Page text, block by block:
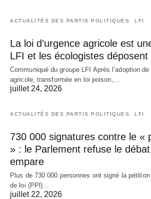
ACTUALITÉS DES PARTIS POLITIQUES LFI
La loi d’urgence agricole est
LFI et les écologistes déposent
Communiqué du groupe LFI Après l’adoption de
agricole, transformée en loi poison,…
juillet 24, 2026
ACTUALITÉS DES PARTIS POLITIQUES LFI
730 000 signatures contre le «
» : le Parlement refuse le
empare
Plus de 730 000 personnes ont signé la
de loi (PPl)…
juillet 22, 2026